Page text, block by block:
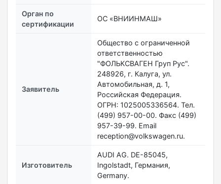
Орган по
сертификации
ОС «ВНИИНМАШ»
Заявитель
Общество с ограниченной
ответственностью
"ФОЛЬКСВАГЕН Груп Рус".
248926, г. Калуга, ул.
Автомобильная, д. 1,
Российская Федерация.
ОГРН: 1025005336564. Тел.
(499) 957-00-00. Факс (499)
957-39-99. Email
reception@volkswagen.ru.
Изготовитель
AUDI AG. DE-85045,
Ingolstadt, Германия,
Germany.